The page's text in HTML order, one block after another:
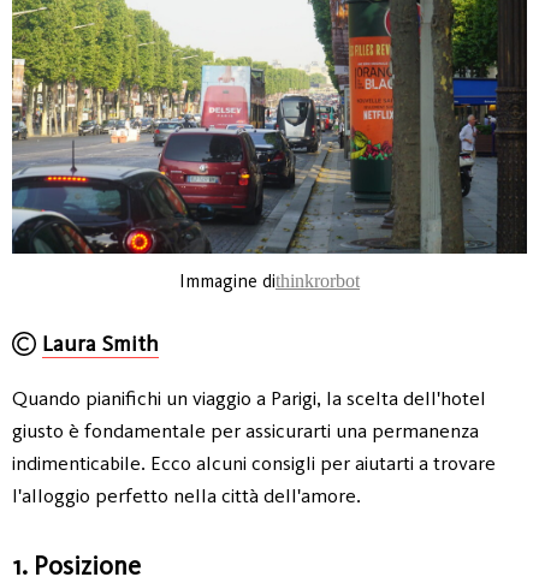
Immagine dithinkrorbot
Laura Smith
Quando pianifichi un viaggio a Parigi, la scelta dell'hotel
giusto è fondamentale per assicurarti una permanenza
indimenticabile. Ecco alcuni consigli per aiutarti a trovare
l'alloggio perfetto nella città dell'amore.
1. Posizione